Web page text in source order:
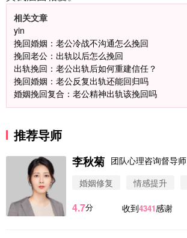
相关文章
yin
挽回婚姻：老公冷战不沟通怎么挽回
挽回老公：出轨以后怎么挽回
出轨挽回：老公出轨后如何重建信任？
挽回婚姻：老公反复出轨还能回归吗
婚姻挽回复合：老公精神出轨该挽回吗
推荐导师
李秋菊 团队心理咨询督导师
婚姻修复
情感提升
4.7分 收到4341感谢